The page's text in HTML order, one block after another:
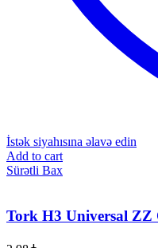
İstək siyahısına əlavə edin
Add to cart
Sürətli Bax
Tork H3 Universal ZZ